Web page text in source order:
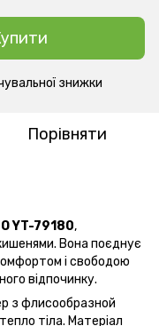
знижки
Порівняти
YT-79180,
Вона поєднує
і свободою
відпочинку.
з флисообразной
тіла. Матеріал